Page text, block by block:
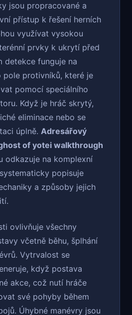
jsou propracované a
přístup k řešení herních
využívat vysokou
prvky k ukrytí před
detekce funguje na
pole protivníků, které je
pomocí speciálního
Když je hráč skrytý,
eliminace nebo se
úplně. Adresářový
of yotei walkthrough
odkazuje na komplexní
popisuje
a způsoby jejich
ovlivňuje všechny
včetně běhu, šplhání
Vytrvalost se
když postava
akce, což nutí hráče
své pohyby během
Úhybné manévry jsou